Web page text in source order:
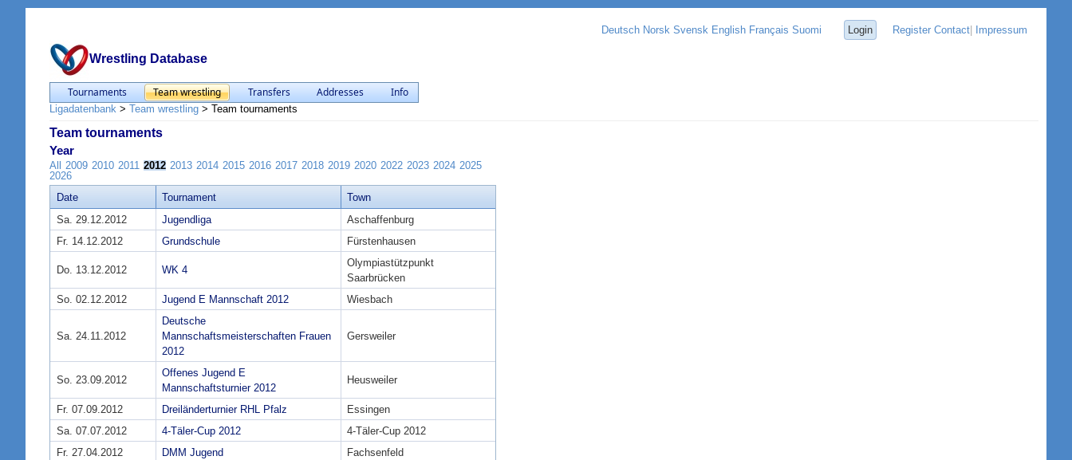
Wrestling Database
Deutsch Norsk Svensk English Français Suomi Login Register Contact Impressum
Tournaments Team wrestling Transfers Addresses Info
Ligadatenbank > Team wrestling > Team tournaments
Team tournaments
Year
All 2009 2010 2011 2012 2013 2014 2015 2016 2017 2018 2019 2020 2022 2023 2024 2025
2026
Date
Tournament
Town
Sa. 29.12.2012
Jugendliga
Aschaffenburg
Fr. 14.12.2012
Grundschule Fürstenhausen
Do. 13.12.2012 WK 4
Olympiastützpunkt
Saarbrücken
So. 02.12.2012
Jugend E Mannschaft 2012 Wiesbach
Sa. 24.11.2012
Deutsche
Mannschaftsmeisterschaften Frauen
2012
Gersweiler
So. 23.09.2012
Offenes Jugend E
Mannschaftsturnier 2012
Heusweiler
Fr. 07.09.2012 Dreiländerturnier RHL Pfalz
Essingen
Sa. 07.07.2012
4-Täler-Cup 2012
4-Täler-Cup 2012
Fr. 27.04.2012
DMM Jugend
Fachsenfeld